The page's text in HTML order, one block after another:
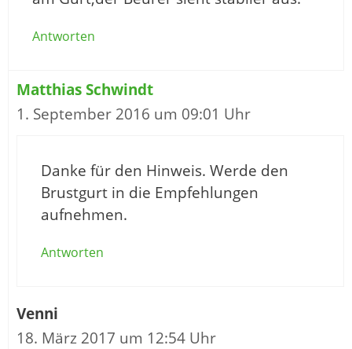
Antworten
Matthias Schwindt
1. September 2016 um 09:01 Uhr
Danke für den Hinweis. Werde den
Brustgurt in die Empfehlungen
aufnehmen.
Antworten
Venni
18. März 2017 um 12:54 Uhr